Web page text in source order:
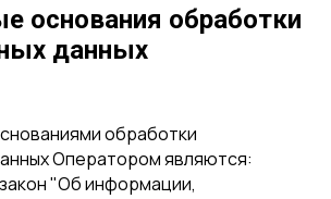
основания обработки
данных
обработки
Оператором являются:
"Об информации,